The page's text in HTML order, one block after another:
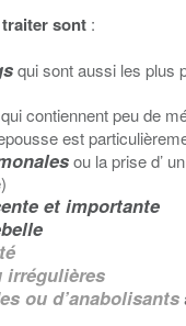
sont :
qui sont aussi les plus
qui contiennent peu de
est
ou la prise d’
et importante
irrégulières
ou d’anabolisants